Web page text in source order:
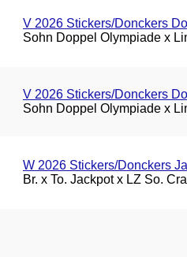
V 2026 Stickers/Donckers
Sohn Doppel Olympiade x
V 2026 Stickers/Donckers
Sohn Doppel Olympiade x
W 2026 Stickers/Donckers
Br. x To. Jackpot x LZ So.